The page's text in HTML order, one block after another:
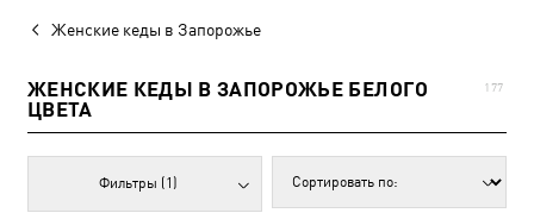
Женские кеды в Запорожье
ЖЕНСКИЕ КЕДЫ В ЗАПОРОЖЬЕ БЕЛОГО
ЦВЕТА
177
Фильтры (1)